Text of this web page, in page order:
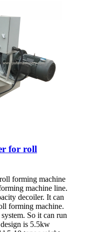
for roll
forming machine
machine line.
decoiler. It can
forming machine.
So it can run
is 5.5kw